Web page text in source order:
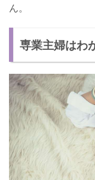
ん。
専業主婦はわ